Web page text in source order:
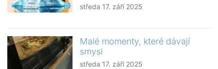
středa 17. září 2025
Malé momenty, které dávají
smysl
středa 17. září 2025